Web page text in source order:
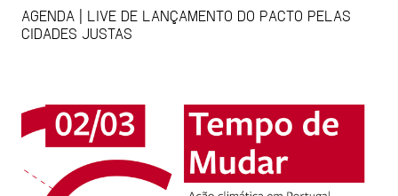
AGENDA | LIVE DE LANÇAMENTO DO PACTO PELAS
CIDADES JUSTAS